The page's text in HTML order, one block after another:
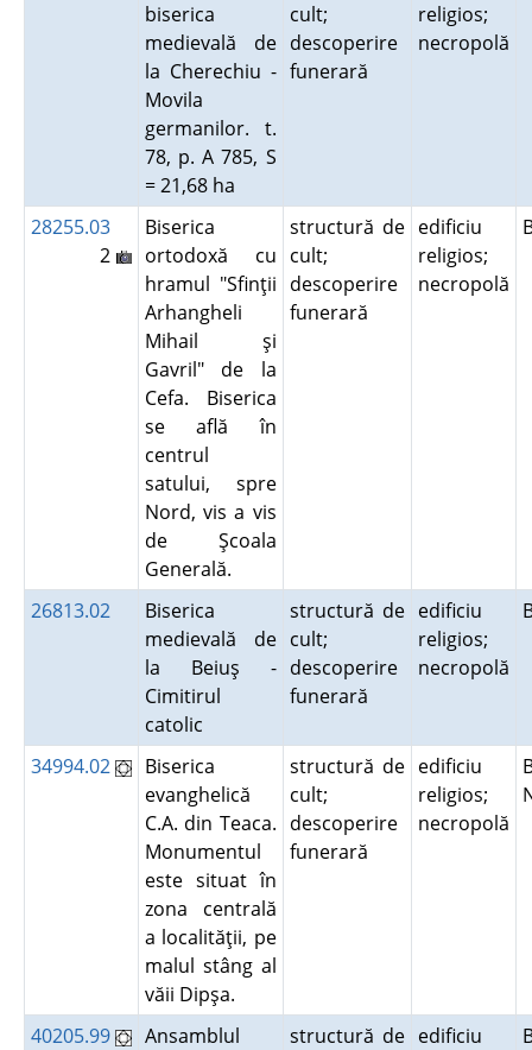
biserica
medievală de
la Cherechiu -
Movila
germanilor. t.
78, p. A 785, S
= 21,68 ha
cult;
descoperire
funerară
religios;
necropolă
28255.03
2
Biserica
ortodoxă cu
hramul "Sfinţii
Arhangheli
Mihail şi
Gavril" de la
Cefa. Biserica
se află în
centrul
satului, spre
Nord, vis a vis
de Şcoala
Generală.
structură de
cult;
descoperire
funerară
edificiu
religios;
necropolă
26813.02
Biserica
medievală de
la Beiuş -
Cimitirul
catolic
structură de
cult;
descoperire
funerară
edificiu
religios;
necropolă
34994.02
Biserica
evanghelică
C.A. din Teaca.
Monumentul
este situat în
zona centrală
a localităţii, pe
malul stâng al
văii Dipşa.
structură de
cult;
descoperire
funerară
edificiu
religios;
necropolă
40205.99
Ansamblul
structură de edificiu